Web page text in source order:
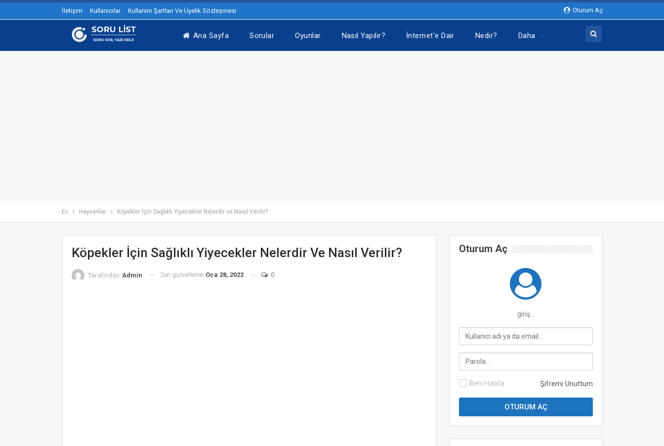
Oturum Aç
İletişim Kullanıcılar Kullanım Şartları Ve Üyelik Sözleşmesi
Ana Sayfa Sorular Oyunlar Nasıl Yapılır? İnternet’e Dair Nedir? Daha
Ev Hayvanlar Köpekler İçin Sağlıklı Yiyecekler Nelerdir ve Nasıl Verilir?
Köpekler İçin Sağlıklı Yiyecekler Nelerdir Ve Nasıl Verilir?
Tarafından Admin Son güncelleme Oca 28, 2022 0
Oturum Aç
giriş...
Şifremi Unuttum
Beni Hatırla